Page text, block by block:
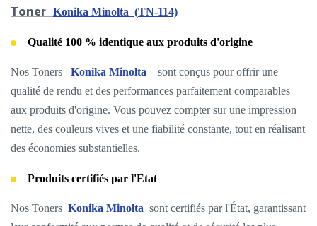
TonerKonika Minolta (TN-114)
Qualité 100 % identique aux produits d'origine
Nos Toners Konika Minolta
sont conçus pour offrir une
qualité de rendu et des performances parfaitement comparables
aux produits d'origine. Vous pouvez compter sur une impression
nette, des couleurs vives et une fiabilité constante, tout en réalisant
des économies substantielles.
Produits certifiés par l'Etat
Nos Toners Konika Minolta sont certifiés par l'État, garantissant